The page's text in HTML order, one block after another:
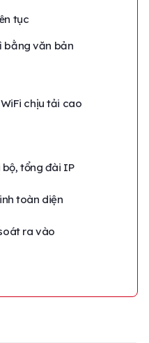
tục
bằng văn bản
chịu tải cao
tổng đài IP
toàn diện
ra vào